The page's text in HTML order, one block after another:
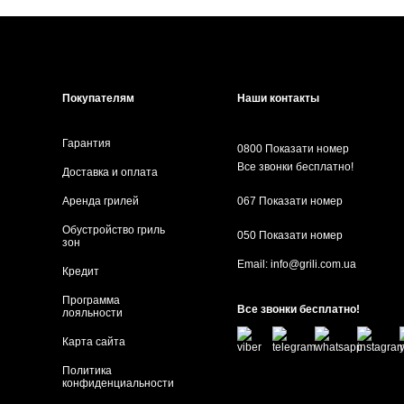
Покупателям
Гарантия
Доставка и оплата
Аренда грилей
Обустройство гриль
зон
Кредит
Программа
лояльности
Карта сайта
Политика
конфиденциальности
Наши контакты
0800 Показати номер
Все звонки бесплатно!
067 Показати номер
050 Показати номер
Email: info@grili.com.ua
Все звонки бесплатно!